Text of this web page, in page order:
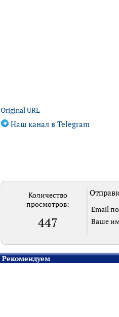
Original URL
Наш канал в Telegram
Количество
просмотров:
447
Email
Ваше
Рекомендуем